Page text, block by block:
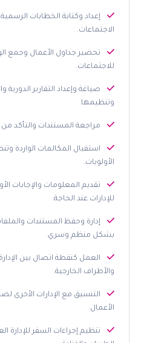
إعداد وكتابة الخطابات
الاجتماعات.
تحضير جداول الأعمال وجمع
للاجتماعات.
صياغة وإعداد التقارير
وتنظيمها.
مراجعة المستندات والتأكد من
استقبال المكالمات الواردة
الأولويات.
تقديم المعلومات والإجابات
للإدارات عند الحاجة.
إدارة وحفظ المستندات
بشكل منظم وسري.
العمل كنقطة اتصال بين
والأطراف الخارجية.
التنسيق مع الإدارات الأخرى
الأعمال.
تنظيم إجراءات السفر للإدارة